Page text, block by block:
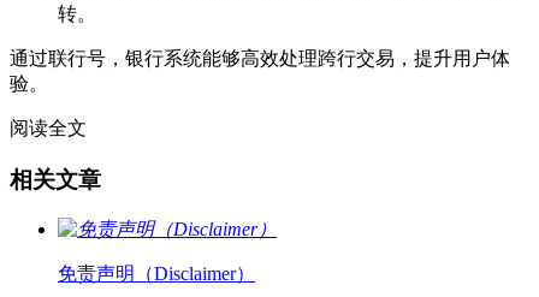
转。
通过联行号，银行系统能够高效处理跨行交易，提升用户体
验。
阅读全文
相关文章
免责声明（Disclaimer）